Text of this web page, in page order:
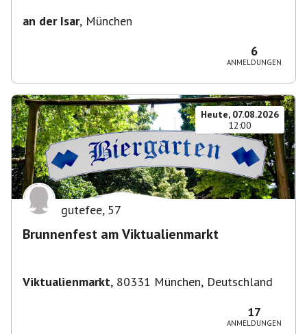
an der Isar, München
6
ANMELDUNGEN
Heute, 07.08.2026
12:00
gutefee, 57
Brunnenfest am Viktualienmarkt
Viktualienmarkt, 80331 München, Deutschland
17
ANMELDUNGEN